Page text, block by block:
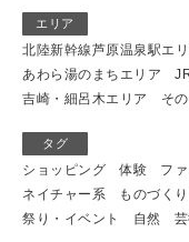
エリア
北陸新幹線芦原温泉駅エ
あわら湯のまちエリア
吉崎・細呂木エリア
そ
タグ
ショッピング 体験 フ
ネイチャー系
ものづく
祭り・イベント
自然